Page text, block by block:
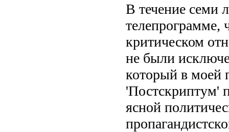
В течение семи
телепрограмме,
критическом
не были
который в моей
'Постскриптум'
ясной